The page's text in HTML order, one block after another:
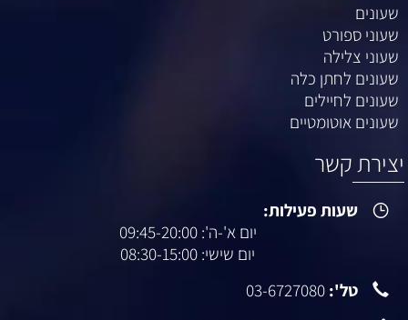
ספורט
צלילה
לחתן כלה
לחיילים
אוטומטיים
קשר
שעות פעילות:
יום א'-ה': 09:45-20:00
יום שישי: 08:30-15:00
טל':03-6727080